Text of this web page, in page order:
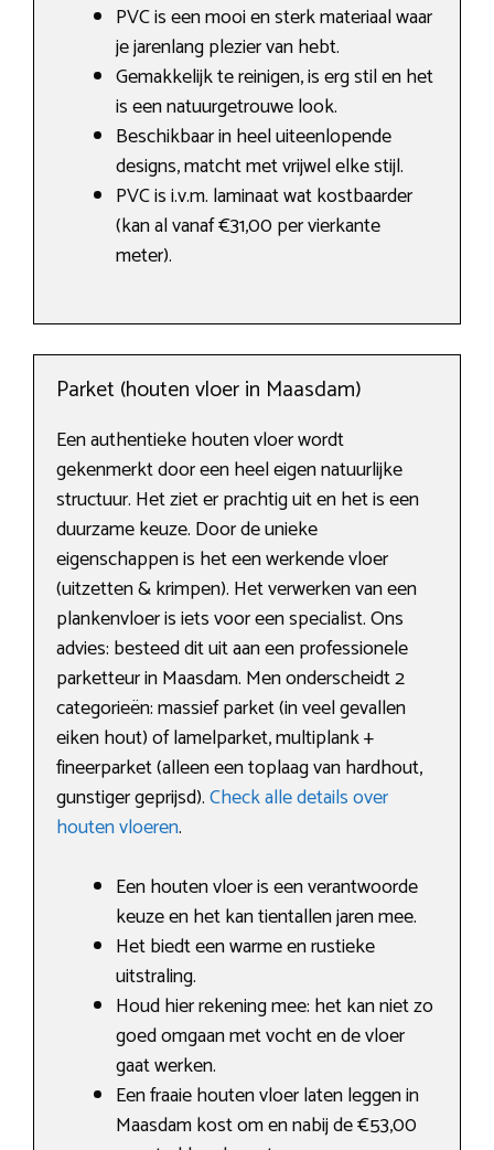
PVC is een mooi en sterk materiaal waar
je jarenlang plezier van hebt.
Gemakkelijk te reinigen, is erg stil en het
is een natuurgetrouwe look.
Beschikbaar in heel uiteenlopende
designs, matcht met vrijwel elke stijl.
PVC is i.v.m. laminaat wat kostbaarder
(kan al vanaf €31,00 per vierkante
meter).
Parket (houten vloer in Maasdam)
Een authentieke houten vloer wordt
gekenmerkt door een heel eigen natuurlijke
structuur. Het ziet er prachtig uit en het is een
duurzame keuze. Door de unieke
eigenschappen is het een werkende vloer
(uitzetten & krimpen). Het verwerken van een
plankenvloer is iets voor een specialist. Ons
advies: besteed dit uit aan een professionele
parketteur in Maasdam. Men onderscheidt 2
categorieën: massief parket (in veel gevallen
eiken hout) of lamelparket, multiplank +
fineerparket (alleen een toplaag van hardhout,
gunstiger geprijsd).Check alle details over
houten vloeren.
Een houten vloer is een verantwoorde
keuze en het kan tientallen jaren mee.
Het biedt een warme en rustieke
uitstraling.
Houd hier rekening mee: het kan niet zo
goed omgaan met vocht en de vloer
gaat werken.
Een fraaie houten vloer laten leggen in
Maasdam kost om en nabij de €53,00